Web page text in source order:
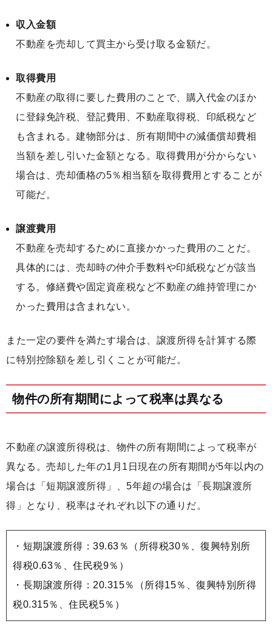
収入金額
不動産を売却して買主から受け取る金額だ。
取得費用
不動産の取得に要した費用のことで、購入代金のほか
に登録免許税、登記費用、不動産取得税、印紙税など
も含まれる。建物部分は、所有期間中の減価償却費相
当額を差し引いた金額となる。取得費用が分からない
場合は、売却価格の5％相当額を取得費用とすることが
可能だ。
譲渡費用
不動産を売却するために直接かかった費用のことだ。
具体的には、売却時の仲介手数料や印紙税などが該当
する。修繕費や固定資産税など不動産の維持管理にか
かった費用は含まれない。
また一定の要件を満たす場合は、譲渡所得を計算する際
に特別控除額を差し引くことが可能だ。
物件の所有期間によって税率は異なる
不動産の譲渡所得税は、物件の所有期間によって税率が
異なる。売却した年の1月1日現在の所有期間が5年以内の
場合は「短期譲渡所得」、5年超の場合は「長期譲渡所
得」となり、税率はそれぞれ以下の通りだ。
・短期譲渡所得：39.63％（所得税30％、復興特別所
得税0.63％、住民税9％）
・長期譲渡所得：20.315％（所得15％、復興特別所得
税0.315％、住民税5％）